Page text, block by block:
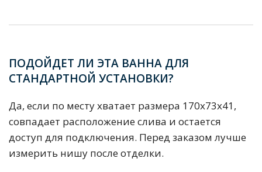
ПОДОЙДЕТ ЛИ ЭТА ВАННА ДЛЯ
СТАНДАРТНОЙ УСТАНОВКИ?
Да, если по месту хватает размера 170x73x41,
совпадает расположение слива и остается
доступ для подключения. Перед заказом лучше
измерить нишу после отделки.